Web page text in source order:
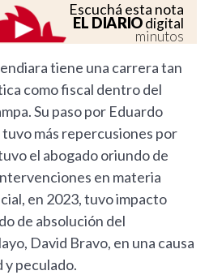
Escuchá esta nota
EL DIARIOdigital
minutos
tiene una carrera tan
como fiscal dentro del
Su paso por Eduardo
más repercusiones por
el abogado oriundo de
en materia
en 2023, tuvo impacto
de absolución del
David Bravo, en una causa
y peculado.